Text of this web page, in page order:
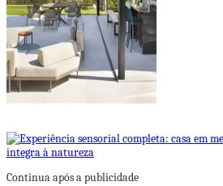
Continua após a publicidade